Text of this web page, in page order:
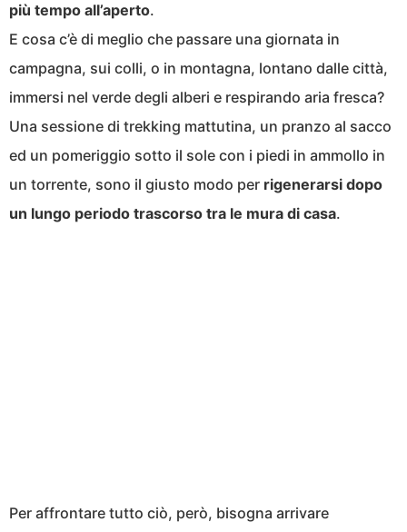
più tempo all’aperto.
E cosa c’è di meglio che passare una giornata in
campagna, sui colli, o in montagna, lontano dalle città,
immersi nel verde degli alberi e respirando aria fresca?
Una sessione di trekking mattutina, un pranzo al sacco
ed un pomeriggio sotto il sole con i piedi in ammollo in
un torrente, sono il giusto modo per rigenerarsi dopo
un lungo periodo trascorso tra le mura di casa.
Per affrontare tutto ciò, però, bisogna arrivare